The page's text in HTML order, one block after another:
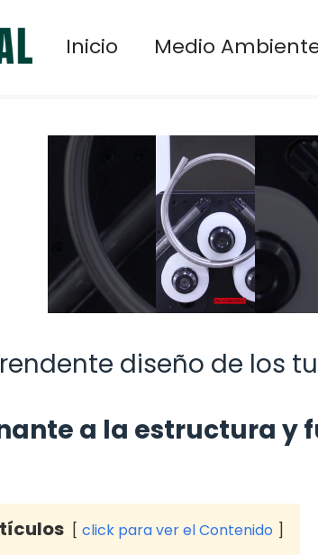
Inicio Medio
diseño de los
a la estructura y
click para ver el Contenido